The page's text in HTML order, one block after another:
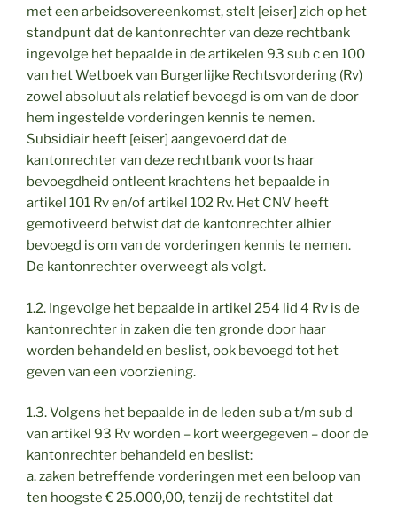
met een arbeidsovereenkomst, stelt [eiser] zich op het
standpunt dat de kantonrechter van deze rechtbank
ingevolge het bepaalde in de artikelen 93 sub c en 100
van het Wetboek van Burgerlijke Rechtsvordering (Rv)
zowel absoluut als relatief bevoegd is om van de door
hem ingestelde vorderingen kennis te nemen.
Subsidiair heeft [eiser] aangevoerd dat de
kantonrechter van deze rechtbank voorts haar
bevoegdheid ontleent krachtens het bepaalde in
artikel 101 Rv en/of artikel 102 Rv. Het CNV heeft
gemotiveerd betwist dat de kantonrechter alhier
bevoegd is om van de vorderingen kennis te nemen.
De kantonrechter overweegt als volgt.
1.2. Ingevolge het bepaalde in artikel 254 lid 4 Rv is de
kantonrechter in zaken die ten gronde door haar
worden behandeld en beslist, ook bevoegd tot het
geven van een voorziening.
1.3. Volgens het bepaalde in de leden sub a t/m sub d
van artikel 93 Rv worden – kort weergegeven – door de
kantonrechter behandeld en beslist:
a. zaken betreffende vorderingen met een beloop van
ten hoogste € 25.000,00, tenzij de rechtstitel dat